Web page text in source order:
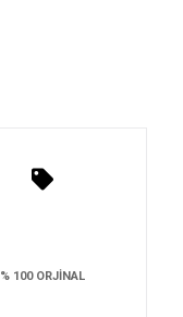
% 100 ORJİNAL